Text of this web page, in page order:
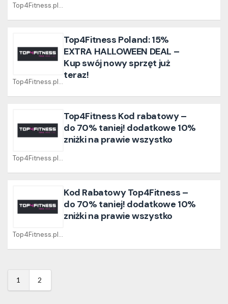
Top4Fitness.pl Coupons
Top4Fitness.pl Coupons
Top4Fitness Poland: 15%
EXTRA HALLOWEEN DEAL –
Kup swój nowy sprzęt już
teraz!
Top4Fitness.pl Coupons
Top4Fitness Kod rabatowy –
do 70% taniej! dodatkowe 10%
zniżki na prawie wszystko
Top4Fitness.pl Coupons
Kod Rabatowy Top4Fitness –
do 70% taniej! dodatkowe 10%
zniżki na prawie wszystko
1 2